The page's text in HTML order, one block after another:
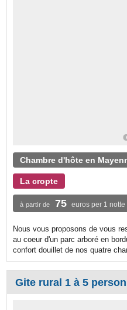
Chambre d'hôte en
La cropte
à partir de 75 euros per 1
Nous vous proposons de vous
au coeur d'un parc arboré en
confort douillet de nos quatre
Gite rural 1 à 5